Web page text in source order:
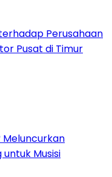
Perusahaan
Pusat di Timur
Meluncurkan
untuk Musisi